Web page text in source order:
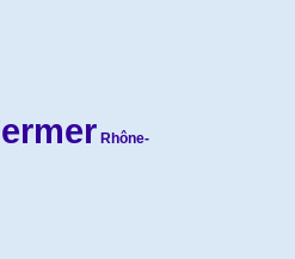
Rhône-